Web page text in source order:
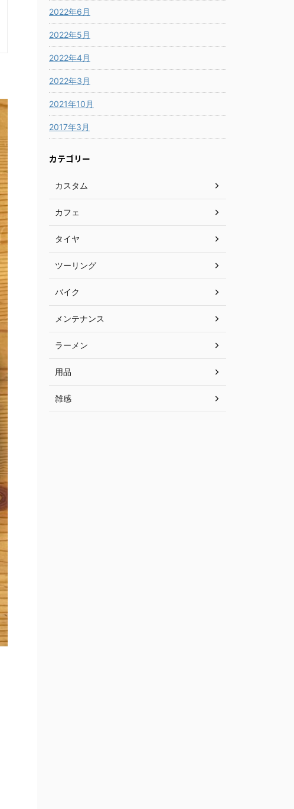
2022年6月
2022年5月
2022年4月
2022年3月
2021年10月
2017年3月
カテゴリー
カスタム
カフェ
タイヤ
ツーリング
バイク
メンテナンス
ラーメン
用品
雑感